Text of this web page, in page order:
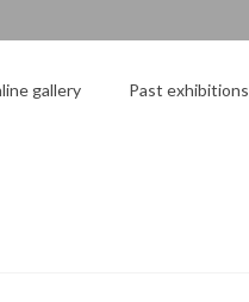
gallery Past exhibitions